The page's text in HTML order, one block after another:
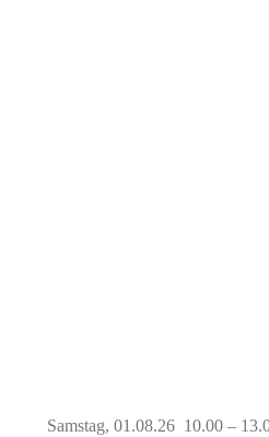
Samstag, 01.08.26 10.00 –